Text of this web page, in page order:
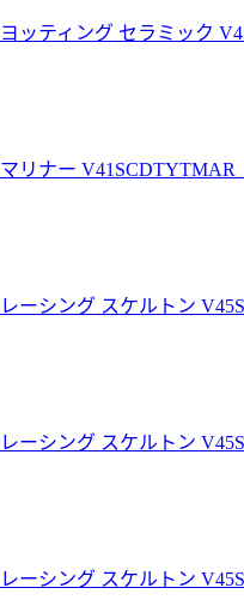
ティング セラミック
リナー V41SCDTYTMAR
シング スケルトン
シング スケルトン
シング スケルトン